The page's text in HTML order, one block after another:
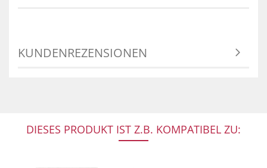
KUNDENREZENSIONEN
DIESES PRODUKT IST Z.B. KOMPATIBEL ZU: